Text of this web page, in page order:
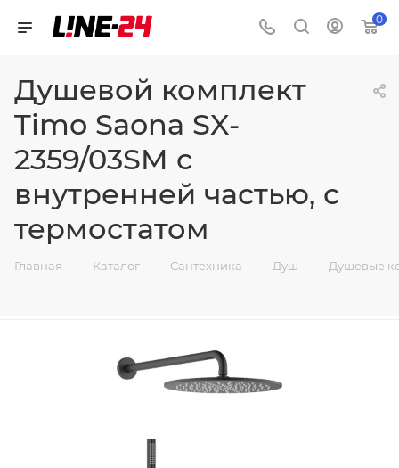
0
Душевой комплект
Timo Saona SX-
2359/03SM с
внутренней частью, с
термостатом
Главная — Каталог — Сантехника — Душ — Душевые